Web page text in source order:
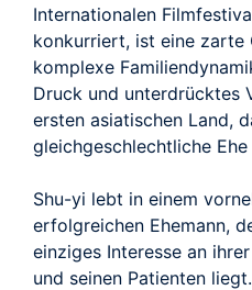
Internationalen
konkurriert, ist eine zarte
komplexe
Druck und unterdrücktes
ersten asiatischen Land,
gleichgeschlechtliche
Shu-yi lebt in einem
erfolgreichen Ehemann,
einziges Interesse an
und seinen Patienten